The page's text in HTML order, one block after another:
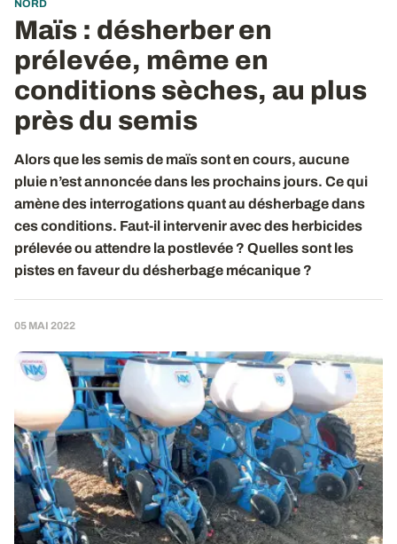
NORD
Maïs : désherber en
prélevée, même en
conditions sèches, au plus
près du semis
Alors que les semis de maïs sont en cours, aucune
pluie n’est annoncée dans les prochains jours. Ce qui
amène des interrogations quant au désherbage dans
ces conditions. Faut-il intervenir avec des herbicides
prélevée ou attendre la postlevée ? Quelles sont les
pistes en faveur du désherbage mécanique ?
05 MAI 2022